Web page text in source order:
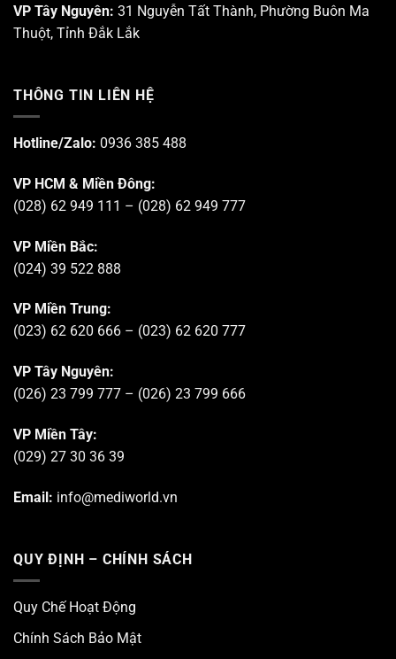
VP Tây Nguyên: 31 Nguyễn Tất Thành, Phường Buôn Ma
Thuột, Tỉnh Đắk Lắk
THÔNG TIN LIÊN HỆ
Hotline/Zalo: 0936 385 488
VP HCM & Miền Đông:
(028) 62 949 111 – (028) 62 949 777
VP Miền Bắc:
(024) 39 522 888
VP Miền Trung:
(023) 62 620 666 – (023) 62 620 777
VP Tây Nguyên:
(026) 23 799 777 – (026) 23 799 666
VP Miền Tây:
(029) 27 30 36 39
Email: info@mediworld.vn
QUY ĐỊNH – CHÍNH SÁCH
Quy Chế Hoạt Động
Chính Sách Bảo Mật